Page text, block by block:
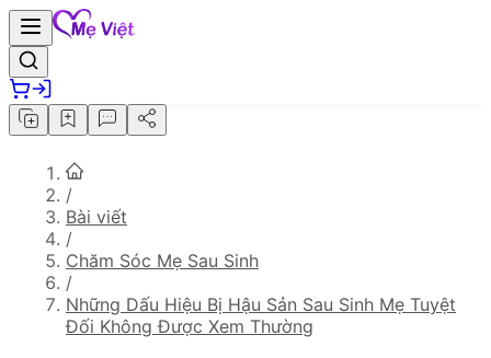
/
Bài viết
/
Chăm Sóc Mẹ Sau Sinh
/
Những Dấu Hiệu Bị Hậu Sản Sau Sinh Mẹ Tuyệt
Đối Không Được Xem Thường